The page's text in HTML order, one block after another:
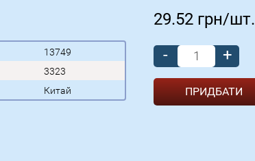
13749
3323
Китай
29.52 грн/шт.
-
+